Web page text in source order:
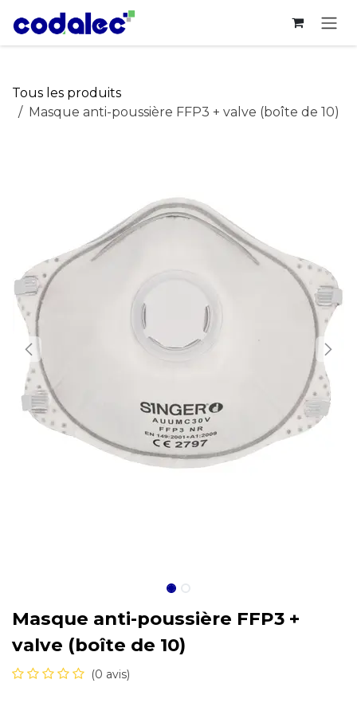
Se rendre au contenu
Tous les produits
Masque anti-poussière FFP3 + valve (boîte de 10)
Masque anti-poussière FFP3 +
valve (boîte de 10)
(0 avis)